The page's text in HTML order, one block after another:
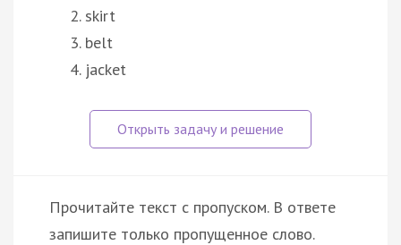
skirt
belt
jacket
Прочитайте текст с пропуском. В ответе
запишите только пропущенное слово.